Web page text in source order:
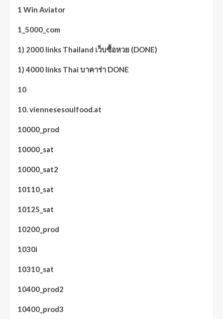
1 Win Aviator
1_5000_com
1) 2000 links Thailand เว็บซื้อหวย (DONE)
1) 4000 links Thai บาคาร่า DONE
10
10. viennesesoulfood.at
10000_prod
10000_sat
10000_sat2
10110_sat
10125_sat
10200_prod
1030i
10310_sat
10400_prod2
10400_prod3